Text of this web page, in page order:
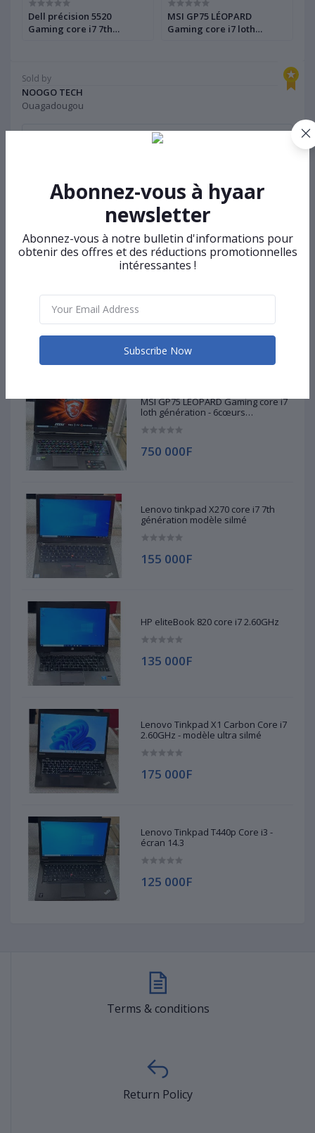
Sold by
NOOGO TECH
Ouagadougou
Visit Store
Top Selling Products
Dell précision 5520 Gaming core i7
470 000F
MSI GP75 LÉOPARD Gaming core i7
loth génération - 6cœurs
750 000F
Lenovo tinkpad X270 core i7 7th
génération modèle silmé
155 000F
HP eliteBook 820 core i7 2.60GHz
135 000F
Lenovo Tinkpad X1 Carbon Core i7
2.60GHz - modèle ultra silmé
175 000F
Lenovo Tinkpad T440p Core i3 -
écran 14.3
125 000F
Dell précision 5520
Gaming core i7 7th
MSI GP75 LÉOPARD
Gaming core i7 loth
Terms & conditions
Return Policy
Abonnez-vous à hyaar
newsletter
Abonnez-vous à notre bulletin d'informations pour
obtenir des offres et des réductions promotionnelles
intéressantes !
Subscribe Now